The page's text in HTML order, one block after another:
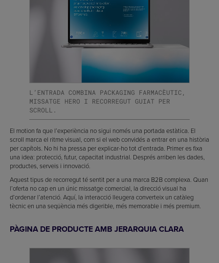
L’ENTRADA COMBINA PACKAGING FARMACÈUTIC,
MISSATGE HERO I RECORREGUT GUIAT PER
SCROLL.
El motion fa que l’experiència no sigui només una portada estàtica. El
scroll marca el ritme visual, com si el web convidés a entrar en una història
per capítols. No hi ha pressa per explicar-ho tot d’entrada. Primer es fixa
una idea: protecció, futur, capacitat industrial. Després arriben les dades,
productes, serveis i innovació.
Aquest tipus de recorregut té sentit per a una marca B2B complexa. Quan
l’oferta no cap en un únic missatge comercial, la direcció visual ha
d’ordenar l’atenció. Aquí, la interacció lleugera converteix un catàleg
tècnic en una seqüència més digerible, més memorable i més premium.
PÀGINA DE PRODUCTE AMB JERARQUIA CLARA